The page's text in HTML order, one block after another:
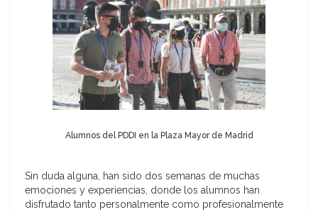
Alumnos del PDDI en la Plaza Mayor de Madrid
Sin duda alguna, han sido dos semanas de muchas
emociones y experiencias, donde los alumnos han
disfrutado tanto personalmente como profesionalmente